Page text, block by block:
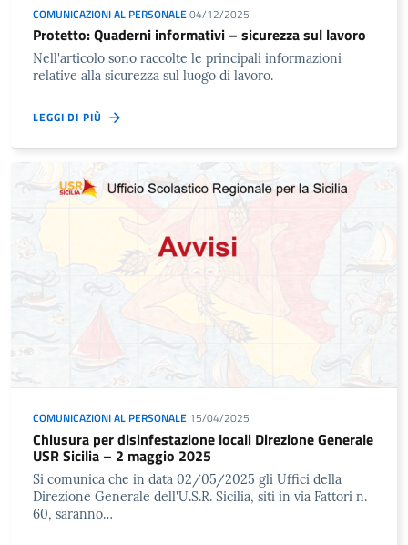
COMUNICAZIONI AL PERSONALE04/12/2025
Protetto: Quaderni informativi – sicurezza sul lavoro
Nell'articolo sono raccolte le principali informazioni
relative alla sicurezza sul luogo di lavoro.
LEGGI DI PIÙ
COMUNICAZIONI AL PERSONALE 15/04/2025
Chiusura per disinfestazione locali Direzione Generale
USR Sicilia – 2 maggio 2025
Si comunica che in data 02/05/2025 gli Uffici della
Direzione Generale dell'U.S.R. Sicilia, siti in via Fattori n.
60, saranno…